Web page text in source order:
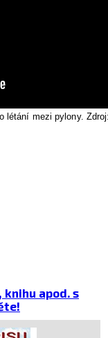
létání mezi pylony.
apod. s